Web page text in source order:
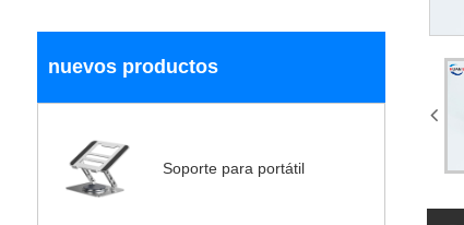
nuevos productos
Soporte para portátil